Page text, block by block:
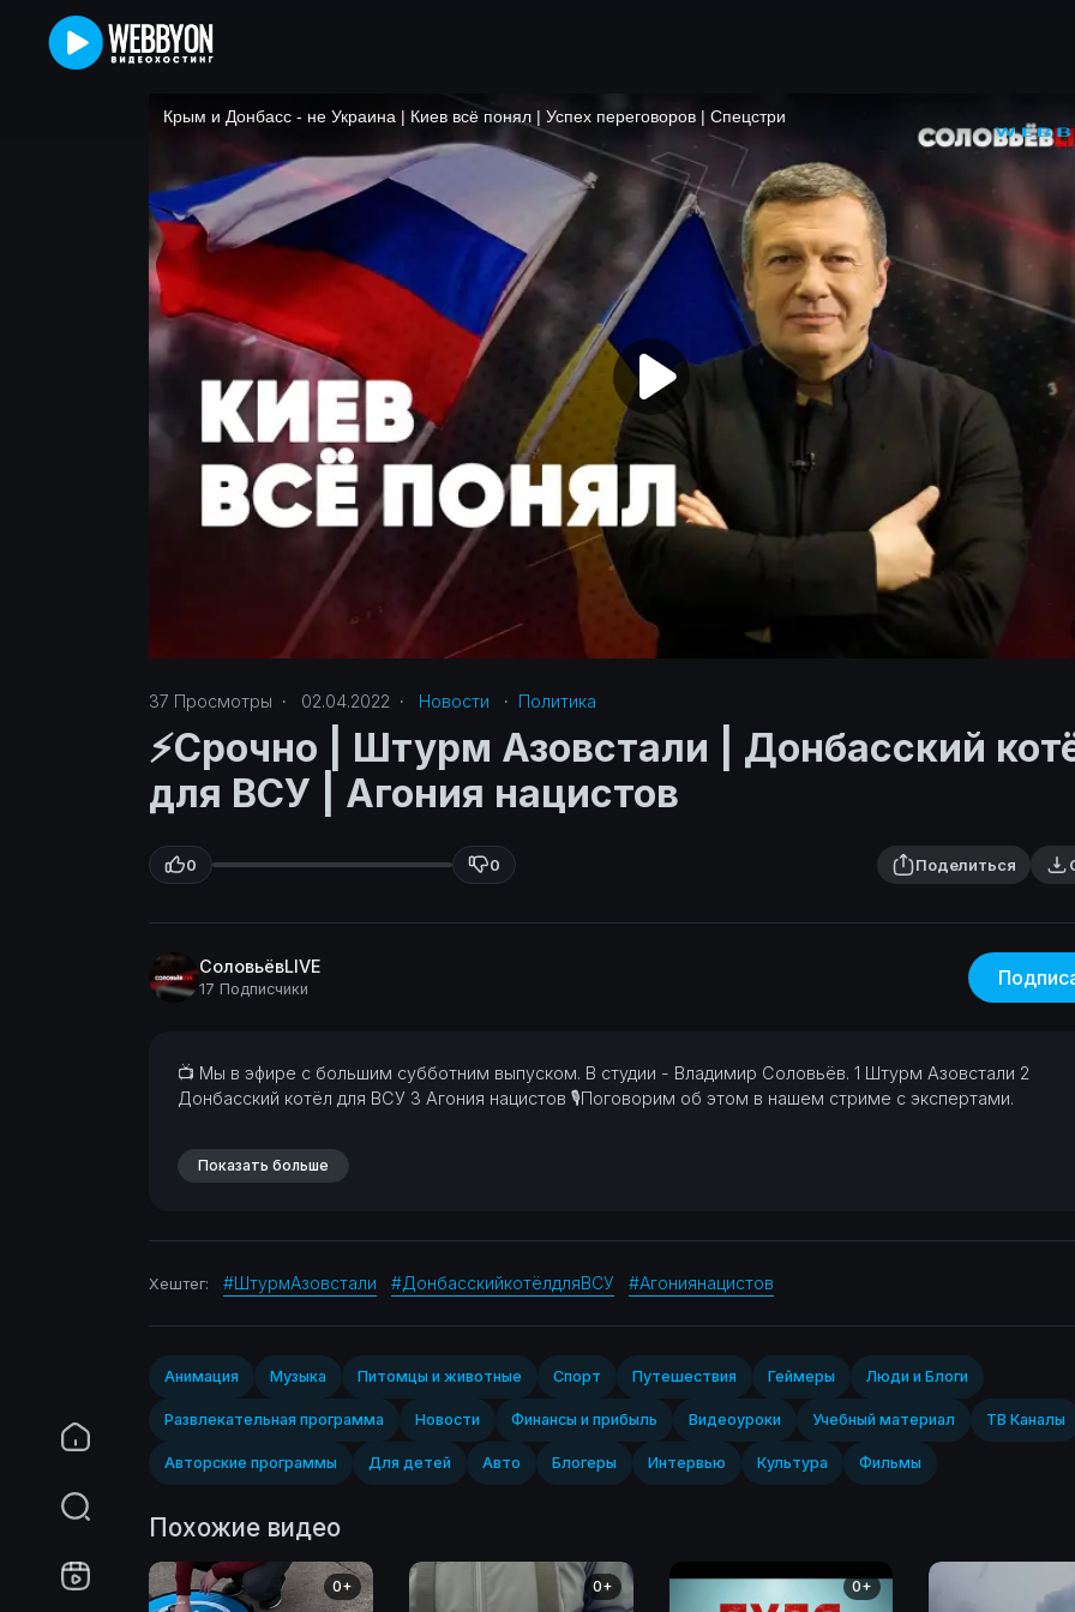
37 Просмотры · 02.04.2022 · Новости · Политика‎
⚡️Срочно | Штурм Азовстали | Донбасский
для ВСУ | Агония нацистов
0 0 Поделиться
СоловьёвLIVE
17 Подписчики
⁣📺 Мы в эфире с большим субботним выпуском. В студии - Владимир Соловьёв. 1 Штурм Азовстали 2
Донбасский котёл для ВСУ 3 Агония нацистов 🎙Поговорим об этом в нашем стриме с экспертами.
Показать больше
Хештег: #ШтурмАзовстали #ДонбасскийкотёлдляВСУ #Агониянацистов
Анимация Музыка Питомцы и животные Спорт‎ Путешествия Геймеры Люди и Блоги
Развлекательная программа Новости Финансы и прибыль Видеоуроки Учебный материал ТВ Каналы
Авторские программы Для детей Авто Блогеры Интервью Культура Фильмы
Похожие видео
0+ 0+ 0+